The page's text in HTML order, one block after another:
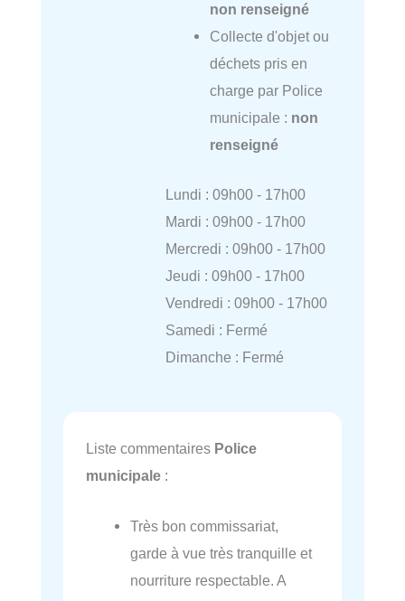
non renseigné
Collecte d'objet ou
déchets pris en
charge par Police
municipale : non
renseigné
Lundi : 09h00 - 17h00
Mardi : 09h00 - 17h00
Mercredi : 09h00 - 17h00
Jeudi : 09h00 - 17h00
Vendredi : 09h00 - 17h00
Samedi : Fermé
Dimanche : Fermé
Liste commentaires Police
municipale :
Très bon commissariat,
garde à vue très tranquille et
nourriture respectable. A